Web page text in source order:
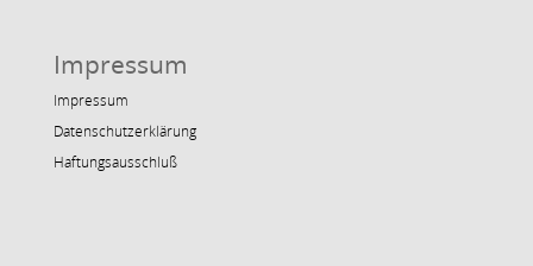
Impressum
Impressum
Datenschutzerklärung
Haftungsausschluß